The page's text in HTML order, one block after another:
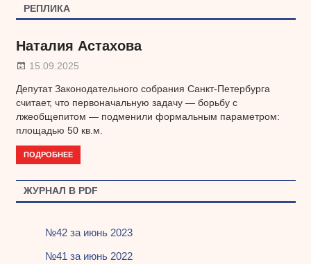
РЕПЛИКА
Наталия Астахова
15.09.2025
Депутат Законодательного собрания Санкт-Петербурга
считает, что первоначальную задачу — борьбу с
лжеобщепитом — подменили формальным параметром:
площадью 50 кв.м.
ПОДРОБНЕЕ
ЖУРНАЛ В PDF
№42 за июнь 2023
№41 за июнь 2022